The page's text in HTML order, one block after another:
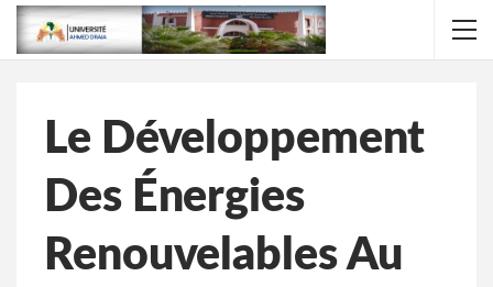
Le Développement
Des Énergies
Renouvelables Au